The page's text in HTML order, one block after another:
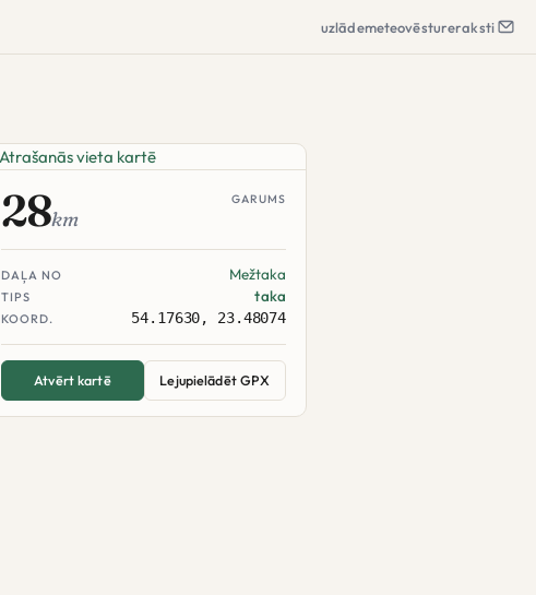
uzlādemeteovēstureraksti
28km
GARUMS
DAĻA NO Mežtaka
TIPS taka
KOORD. 54.17630, 23.48074
Atvērt kartē Lejupielādēt GPX